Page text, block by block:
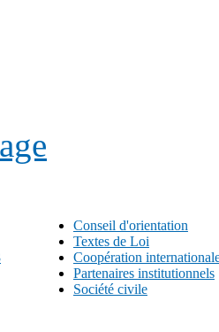
Conseil d'orientation
Textes de Loi
Coopération
Partenaires institutionnels
Société civile